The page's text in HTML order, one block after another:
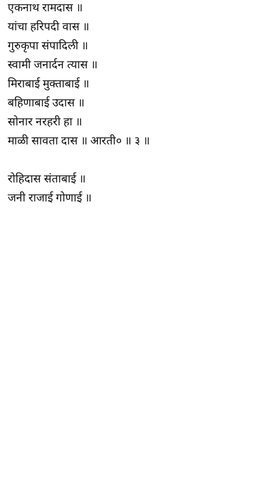
एकनाथ रामदास ॥
यांचा हरिपदी वास ॥
गुरुकृपा संपादिली ॥
स्वामी जनार्दन त्यास ॥
मिराबाई मुक्ताबाई ॥
बहिणाबाई उदास ॥
सोनार नरहरी हा ॥
माळी सावता दास ॥ आरती० ॥ ३ ॥
रोहिदास संताबाई ॥
जनी राजाई गोणाई ॥